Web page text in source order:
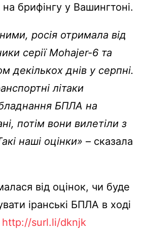
брифінгу у Вашингтоні.
росія отримала від
серії Mohajer-6 та
декількох днів у серпні.
літаки
БПЛА на
потім вони вилетіли з
наші оцінки» – сказала
від оцінок, чи буде
іранські БПЛА в ході
http://surl.li/dknjk